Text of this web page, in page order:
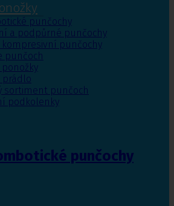
punčochy
a podpůrné punčochy
punčochy
punčoch
prádlo
sortiment punčoch
podkolenky
punčochy